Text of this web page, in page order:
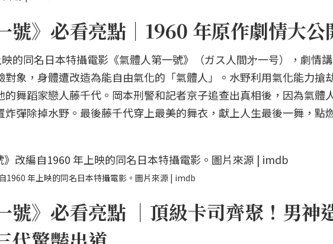
號》必看亮點｜1960 年原作劇情大公
的同名日本特攝電影《氣體人第一號》（ガス人間㐧一号），劇情
對象，身體遭改造為能自由氣化的「氣體人」。水野利用氣化能力搶
的舞蹈家戀人藤千代。岡本刑警和記者京子追查出真相後，因為氣體
炸彈除掉水野。最後藤千代穿上最美的舞衣，獻上人生最後一舞，點
1960 年上映的同名日本特攝電影。圖片來源 | imdb
號》必看亮點 ｜頂級卡司齊聚！男神